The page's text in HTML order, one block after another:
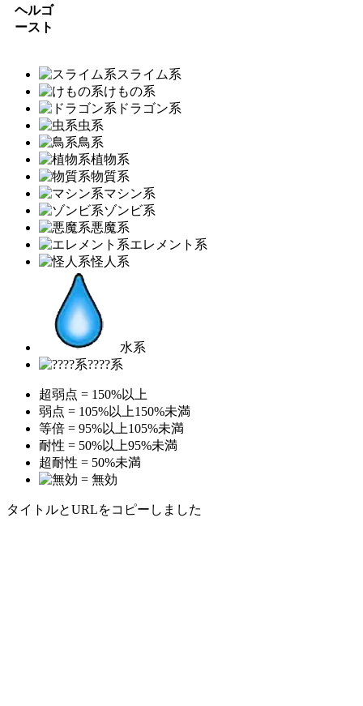
ヘルゴ
ースト
スライム系
けもの系
ドラゴン系
虫系
鳥系
植物系
物質系
マシン系
ゾンビ系
悪魔系
エレメント系
怪人系
水系
????系
超弱点 = 150%以上
弱点 = 105%以上150%未満
等倍 = 95%以上105%未満
耐性 = 50%以上95%未満
超耐性 = 50%未満
= 無効
タイトルとURLをコピーしました